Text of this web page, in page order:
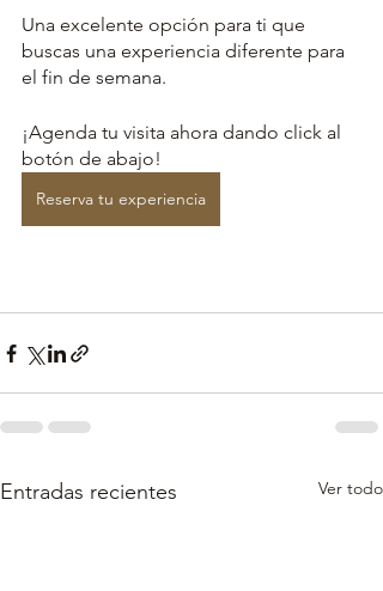
Una excelente opción para ti que
buscas una experiencia diferente para
el fin de semana.
¡Agenda tu visita ahora dando click al
botón de abajo!
Reserva tu experiencia
Entradas recientes Ver todo